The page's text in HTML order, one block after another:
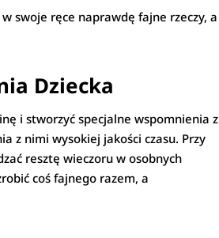
swoje ręce naprawdę fajne rzeczy, a
Dziecka
i stworzyć specjalne wspomnienia z
z nimi wysokiej jakości czasu. Przy
resztę wieczoru w osobnych
coś fajnego razem, a